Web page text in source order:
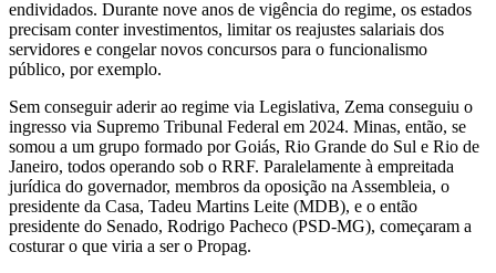
endividados. Durante nove anos de vigência do regime, os estados
precisam conter investimentos, limitar os reajustes salariais dos
servidores e congelar novos concursos para o funcionalismo
público, por exemplo.
Sem conseguir aderir ao regime via Legislativa, Zema conseguiu o
ingresso via Supremo Tribunal Federal em 2024. Minas, então, se
somou a um grupo formado por Goiás, Rio Grande do Sul e Rio de
Janeiro, todos operando sob o RRF. Paralelamente à empreitada
jurídica do governador, membros da oposição na Assembleia, o
presidente da Casa, Tadeu Martins Leite (MDB), e o então
presidente do Senado, Rodrigo Pacheco (PSD-MG), começaram a
costurar o que viria a ser o Propag.